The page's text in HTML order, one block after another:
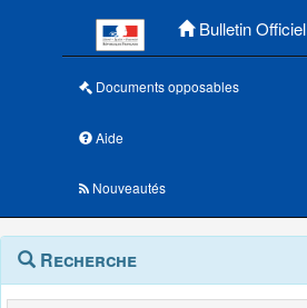
Bulletin Officiel
Documents opposables
Aide
Nouveautés
Navigation
outils
Menu
contextuel
Recherche